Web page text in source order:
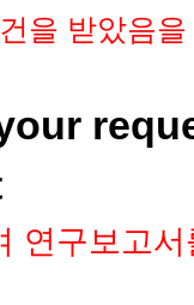
을 받았음
연구보고